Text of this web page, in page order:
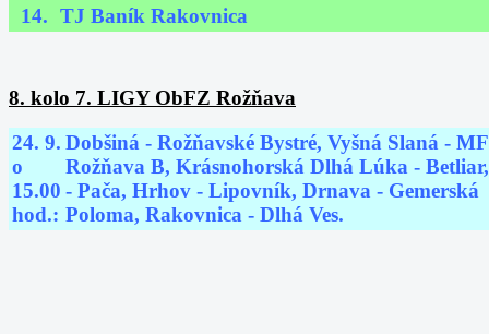
14. TJ Baník Rakovnica
8. kolo 7. LIGY ObFZ Rožňava
24. 9.
o
15.00
hod.:
Dobšiná - Rožňavské Bystré, Vyšná Slaná -
Rožňava B, Krásnohorská Dlhá Lúka -
- Pača, Hrhov - Lipovník, Drnava - Gemerská
Poloma, Rakovnica - Dlhá Ves.